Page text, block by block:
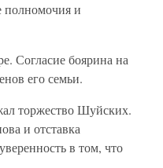
полномочия и
Согласие боярина на
его семьи.
торжество Шуйских.
и отставка
в том, что